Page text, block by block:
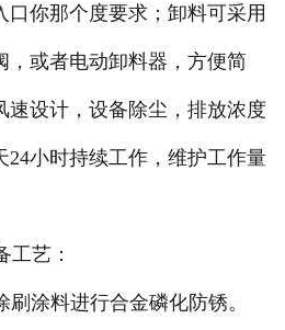
口你那个度要求；卸料可采用
，或者电动卸料器，方便简
速设计，设备除尘，排放浓度
24小时持续工作，维护工作量
工艺：
涂料进行合金磷化防锈。